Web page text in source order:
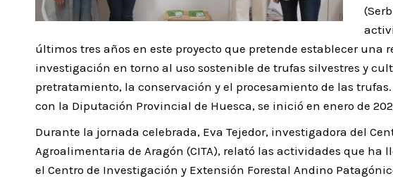
últimos tres años en este proyecto que pretende establecer una
investigación en torno al uso sostenible de trufas silvestres y
pretratamiento, la conservación y el procesamiento de las
con la Diputación Provincial de Huesca, se inició en enero de
Durante la jornada celebrada, Eva Tejedor, investigadora del
Agroalimentaria de Aragón (CITA), relató las actividades que ha
el Centro de Investigación y Extensión Forestal Andino